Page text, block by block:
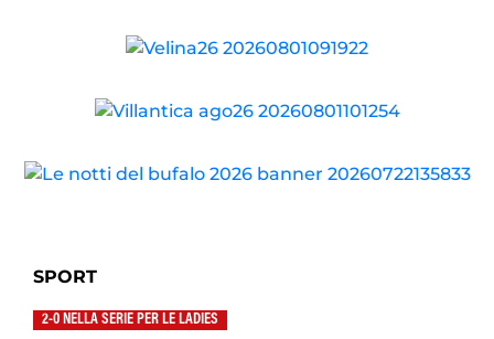
SPORT
2-0 NELLA SERIE PER LE LADIES